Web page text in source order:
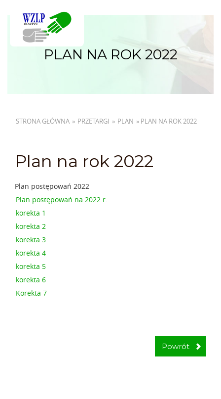
PLAN NA ROK 2022
STRONA GŁÓWNA » PRZETARGI » PLAN » PLAN NA ROK 2022
Plan na rok 2022
Plan postępowań 2022
Plan postępowań na 2022 r.
korekta 1
korekta 2
korekta 3
korekta 4
korekta 5
korekta 6
Korekta 7
Powrót